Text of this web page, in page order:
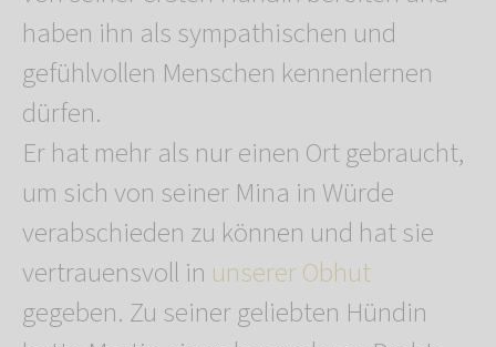
haben ihn als sympathischen und
gefühlvollen Menschen kennenlernen
dürfen.
Er hat mehr als nur einen Ort gebraucht,
um sich von seiner Mina in Würde
verabschieden zu können und hat sie
vertrauensvoll in unserer Obhut
gegeben. Zu seiner geliebten Hündin